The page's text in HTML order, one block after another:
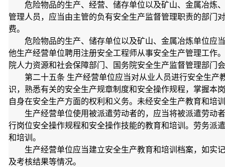
危险物品的生产、经营、储存单位以及矿山、金属冶炼
管理人员，应当由主管的负有安全生产监督管理职责的部门
费。
危险物品的生产、储存单位以及矿山、金属冶炼单位应
他生产经营单位聘用注册安全工程师从事安全生产管理工作
院人力资源和社会保障部门、国务院安全生产监督管理部门
第二十五条 生产经营单位应当对从业人员进行安全生
识，熟悉有关的安全生产规章制度和安全操作规程，掌握本
自身在安全生产方面的权利和义务。未经安全生产教育和培
生产经营单位使用被派遣劳动者的，应当将被派遣劳动
行岗位安全操作规程和安全操作技能的教育和培训。劳务派
和培训。
生产经营单位应当建立安全生产教育和培训档案，如实
及考核结果等情况。